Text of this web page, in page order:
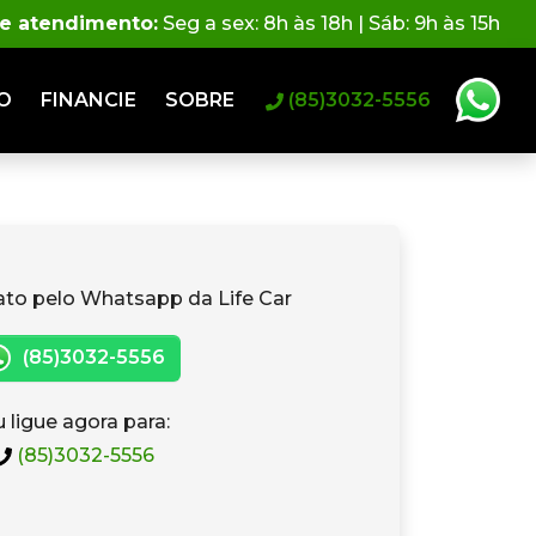
atendimento: Seg a sex: 8h às 18h | Sáb: 9h às 15h
FINANCIE SOBRE (85)3032-5556
pelo Whatsapp da Life Car
(85)3032-5556
ligue agora para:
(85)3032-5556